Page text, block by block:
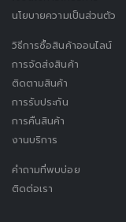
นโยบายความเป็นส่วนตัว
วิธีการซื้อสินค้าออนไลน์
การจัดส่งสินค้า
ติดตามสินค้า
การรับประกัน
การคืนสินค้า
งานบริการ
คำถามที่พบบ่อย
ติดต่อเรา